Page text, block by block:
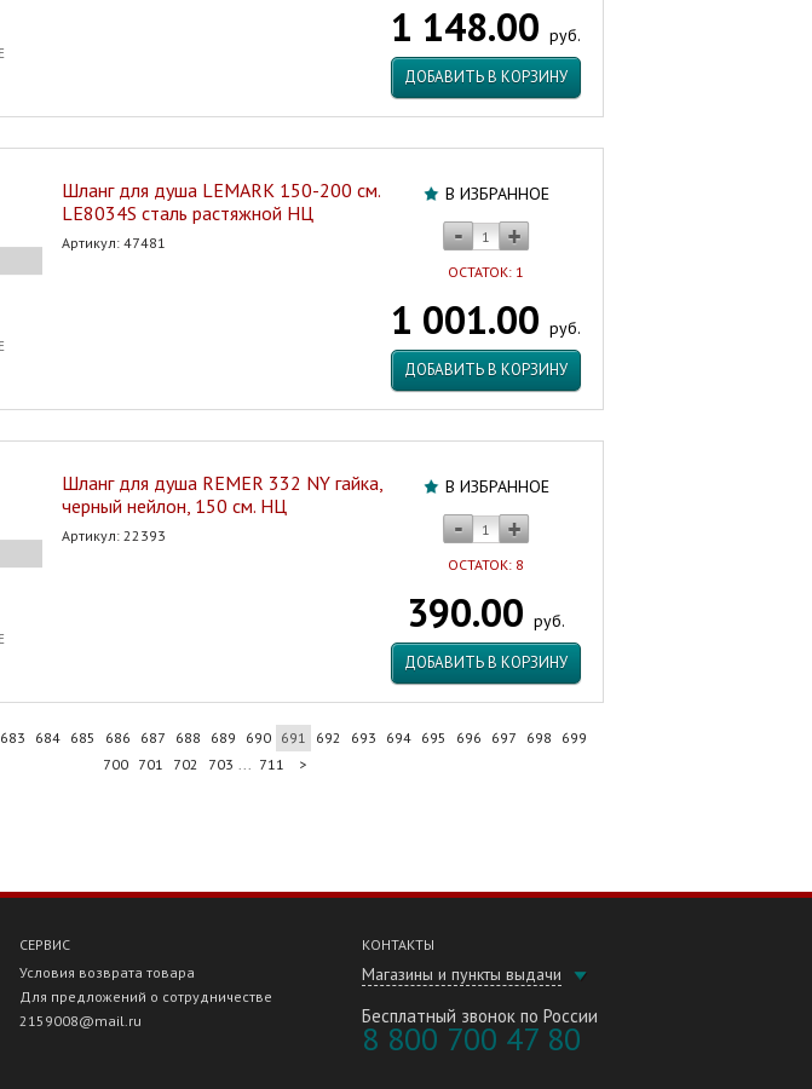
1 148.00 руб.
ДОБАВИТЬ В КОРЗИНУ
В ИЗБРАННОЕ
ОСТАТОК: 1
1 001.00 руб.
ДОБАВИТЬ В КОРЗИНУ
Шланг для душа LEMARK 150-200 см.
LE8034S сталь растяжной НЦ
Артикул: 47481
В ИЗБРАННОЕ
ОСТАТОК: 8
390.00 руб.
ДОБАВИТЬ В КОРЗИНУ
Шланг для душа REMER 332 NY гайка,
черный нейлон, 150 см. НЦ
Артикул: 22393
683 684 685 686 687 688 689 690 691 692 693 694 695 696 697 698
699
700
701 702 703 ... 711 >
КОНТАКТЫ
Магазины и пункты выдачи
Бесплатный звонок по России
8 800 700 47 80
СЕРВИС
Условия возврата товара
Для предложений о сотрудничестве
2159008@mail.ru